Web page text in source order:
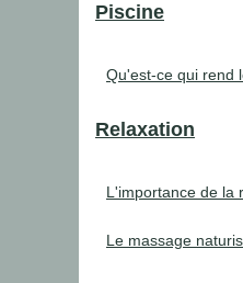
Piscine
Qu'est-ce qui rend
Relaxation
L'importance de la
Le massage